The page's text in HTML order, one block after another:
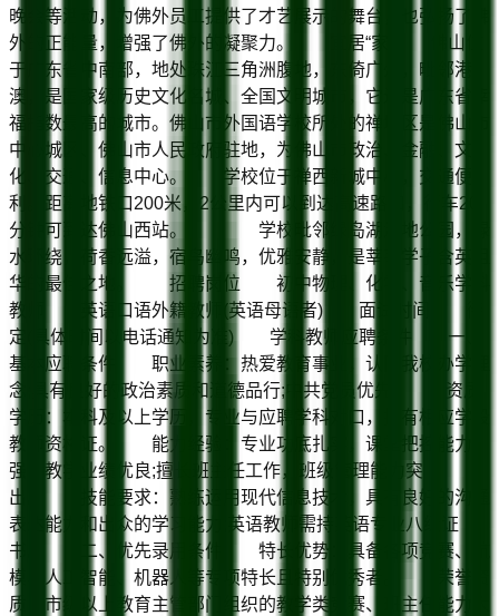
晚会等活动，为佛外员工提供了才艺展示的舞台，也弘扬了佛
外的正能量，增强了佛外的凝聚力。 宜居“家” 佛山位
于广东省中南部，地处珠江三角洲腹地，东倚广州，毗邻港
澳，是国家级历史文化名城、全国文明城市，它还是广东省幸
福指数最高的城市。佛山市外国语学校所处的禅城区是佛山市
中心城区、佛山市人民政府驻地，为佛山市政治、金融、文
化、交通、信息中心。 学校位于禅西新城中心，交通便
利。距离地铁口200米，2公里内可以到达高速路口，行车20
分钟可到达佛山西站。 学校毗邻绿岛湖湿地公园，绿
水环绕，荷香远溢，宿鸟幽鸣，优雅安静，是莘莘学子含英咀
华的最佳之地。 招聘岗位 初中物理、化学、音乐学科
教师 英语口语外籍教师(英语母语者) 面试时间 待
定(具体时间以电话通知为准) 学科教师应聘条件 一、
基本应聘条件 职业素养：热爱教育事业，认同我校办学理
念;具有良好的政治素质和道德品行;中共党员优先。 资质
学历：本科及以上学历，专业与应聘学科对口，持有相应学段
教师资格证。 能力经验：专业功底扎实，课堂把控能力
强，教学业绩优良;擅长班主任工作，班级管理能力突
出。 技能要求：熟练运用现代信息技术，具有良好的沟通
表达能力和出众的学习能力;英语教师需持英语专业八级证
书。 二、优先录用条件 特长优势：具备各项竞赛、航
模、人工智能、机器人等专项特长且特别优秀者。 荣誉资
质：市级以上教育主管部门组织的教学类竞赛、班主任能力大